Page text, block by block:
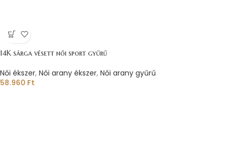
14K sárga vésett női sport gyűrű
Női ékszer, Női arany ékszer, Női arany gyűrű
58.960 Ft